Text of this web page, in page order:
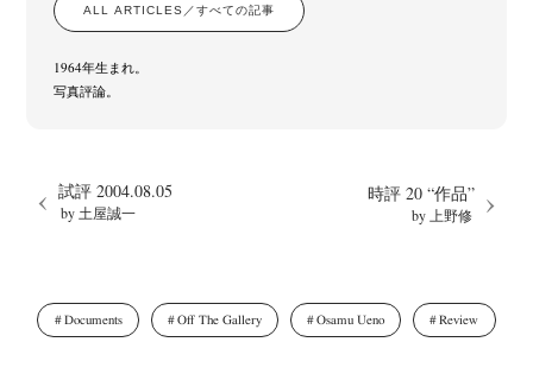
ALL ARTICLES／すべての記事
1964年生まれ。
写真評論。
試評 2004.08.05
by 土屋誠一
時評 20 “作品”
by 上野修
Documents Off The Gallery Osamu Ueno Review